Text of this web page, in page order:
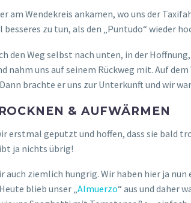
etwas müde und gingen mal
um Vivis Oma und Torbens Papa
was uns dort erwarten wird, denn laut
als an den anderen Wochentagen
schon mal gegessen haben. Diesmal setzten
so füllte Torben mit google-Infos unsere
für den Sieg. Ein wenig